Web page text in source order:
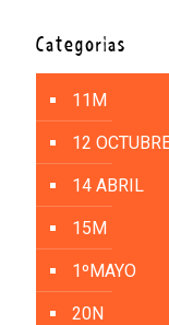
Categorías
11M
12
14 ABRIL
15M
1ºMAYO
20N